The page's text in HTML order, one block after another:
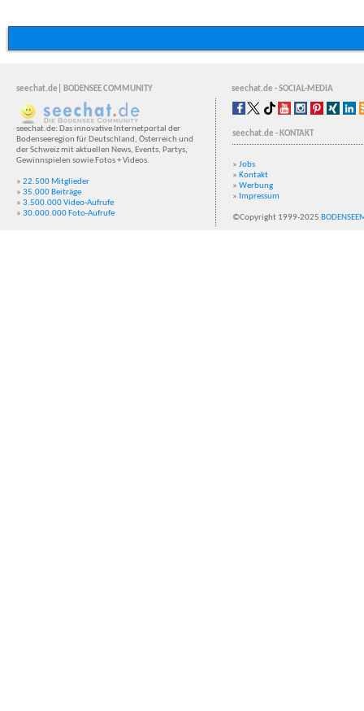
seechat.de| BODENSEE COMMUNITY seechat.de - SOCIAL-MEDIA
seechat.de: Das innovative Internetportal der
Bodenseeregion für Deutschland, Österreich und
der Schweiz mit aktuellen News, Events, Partys,
Gewinnspielen sowie Fotos + Videos.
» 22.500 Mitglieder
» 35.000 Beiträge
» 3.500.000 Video-Aufrufe
» 30.000.000 Foto-Aufrufe
seechat.de - KONTAKT
» Jobs
» Kontakt
» Werbung
» Impressum
©Copyright 1999-2025